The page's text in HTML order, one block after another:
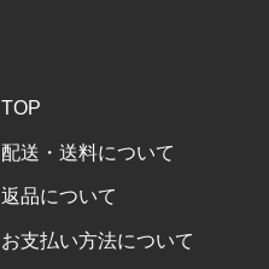
TOP
配送・送料について
返品について
お支払い方法について